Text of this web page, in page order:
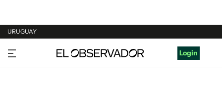
URUGUAY
URUGUAY
ARGENTINA
Login